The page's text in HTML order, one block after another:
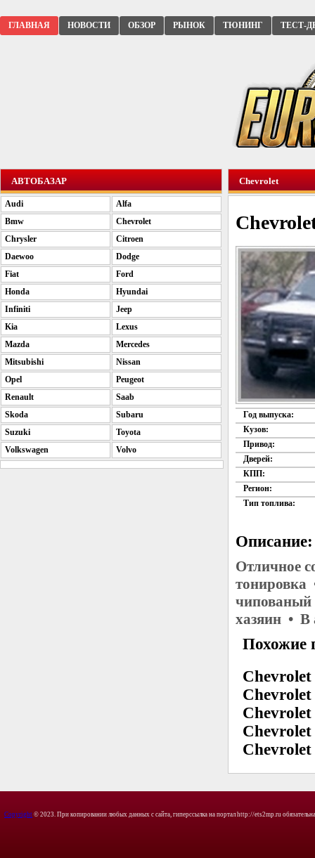
ГЛАВНАЯ НОВОСТИ ОБЗОР РЫНОК ТЮНИНГ ТЕСТ-
Chevrolet
Год выпуска:
Кузов:
Привод:
Дверей:
КПП:
Регион:
Тип топлива:
Описание:
Отличное
тонировка
хазяин • В
Похожие
АВТОБАЗАР
Audi
Alfa
Bmw
Chevrolet
Chrysler
Citroen
Daewoo
Dodge
Fiat
Ford
Honda
Hyundai
Infiniti
Jeep
Kia
Lexus
Mazda
Mercedes
Mitsubishi
Nissan
Opel
Peugeot
Renault
Saab
Skoda
Subaru
Suzuki
Toyota
Volkswagen
Volvo
Copyright © 2023. При копировании любых данных с сайта, гиперссылка на портал http://ets2mp.ru